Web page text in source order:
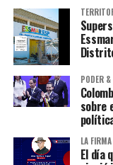
PODER &
sobre
LA FIRMA
El día